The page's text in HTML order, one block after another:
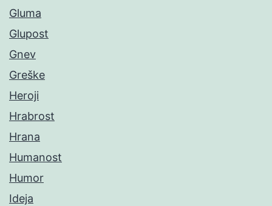
Gluma
Glupost
Gnev
Greške
Heroji
Hrabrost
Hrana
Humanost
Humor
Ideja